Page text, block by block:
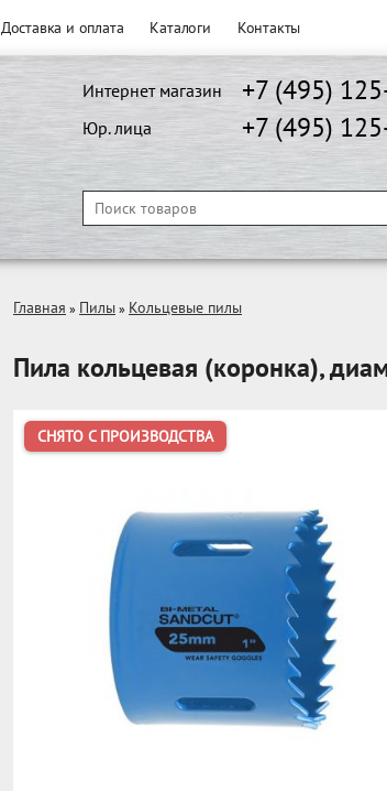
Доставка и оплата Каталоги Контакты
Интернет магазин +7 (495)
Юр. лица +7 (495)
Главная » Пилы » Кольцевые пилы
Пила кольцевая (коронка),
СНЯТО С ПРОИЗВОДСТВА